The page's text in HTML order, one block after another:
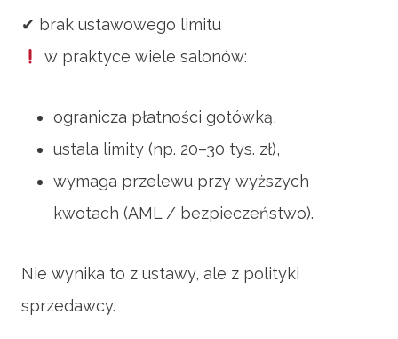
✔ brak ustawowego limitu
w praktyce wiele salonów:
ogranicza płatności gotówką,
ustala limity (np. 20–30 tys. zł),
wymaga przelewu przy wyższych
kwotach (AML / bezpieczeństwo).
Nie wynika to z ustawy, ale z polityki
sprzedawcy.